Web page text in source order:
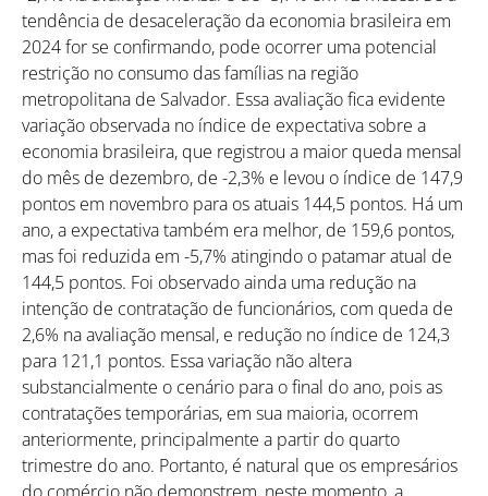
Como utilizar
tendência de desaceleração da economia brasileira em
2024 for se confirmando, pode ocorrer uma potencial
restrição no consumo das famílias na região
metropolitana de Salvador. Essa avaliação fica evidente
variação observada no índice de expectativa sobre a
economia brasileira, que registrou a maior queda mensal
do mês de dezembro, de -2,3% e levou o índice de 147,9
pontos em novembro para os atuais 144,5 pontos. Há um
ano, a expectativa também era melhor, de 159,6 pontos,
mas foi reduzida em -5,7% atingindo o patamar atual de
144,5 pontos. Foi observado ainda uma redução na
intenção de contratação de funcionários, com queda de
2,6% na avaliação mensal, e redução no índice de 124,3
para 121,1 pontos. Essa variação não altera
substancialmente o cenário para o final do ano, pois as
contratações temporárias, em sua maioria, ocorrem
anteriormente, principalmente a partir do quarto
trimestre do ano. Portanto, é natural que os empresários